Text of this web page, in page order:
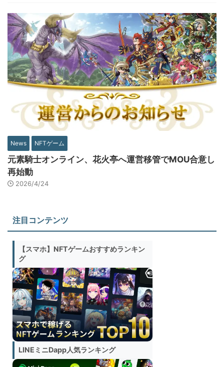
News NFTゲーム
元素騎士オンライン、花火亭へ運営移管でMOU合意し
再始動
2026/4/24
注目コンテンツ
【スマホ】NFTゲームおすすめランキン
グ
LINEミニDapp人気ランキング